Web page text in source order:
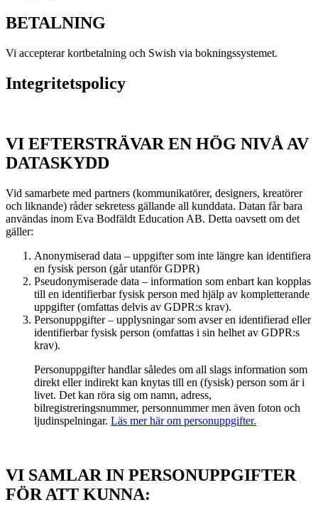
BETALNING
Vi accepterar kortbetalning och Swish via bokningssystemet.
Integritetspolicy
VI EFTERSTRÄVAR EN HÖG NIVÅ AV
DATASKYDD
Vid samarbete med partners (kommunikatörer, designers, kreatörer
och liknande) råder sekretess gällande all kunddata. Datan får bara
användas inom Eva Bodfäldt Education AB. Detta oavsett om det
gäller:
Anonymiserad data – uppgifter som inte längre kan identifiera
en fysisk person (går utanför GDPR)
Pseudonymiserade data – information som enbart kan kopplas
till en identifierbar fysisk person med hjälp av kompletterande
uppgifter (omfattas delvis av GDPR:s krav).
Personuppgifter – upplysningar som avser en identifierad eller
identifierbar fysisk person (omfattas i sin helhet av GDPR:s
krav).
Personuppgifter handlar således om all slags information som
direkt eller indirekt kan knytas till en (fysisk) person som är i
livet. Det kan röra sig om namn, adress,
bilregistreringsnummer, personnummer men även foton och
ljudinspelningar. Läs mer här om personuppgifter.
VI SAMLAR IN PERSONUPPGIFTER
FÖR ATT KUNNA: